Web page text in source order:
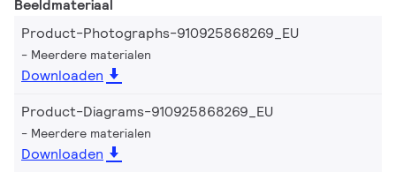
Beeldmateriaal
Product-Photographs-910925868269_EU
Meerdere materialen
Downloaden
Product-Diagrams-910925868269_EU
Meerdere materialen
Downloaden